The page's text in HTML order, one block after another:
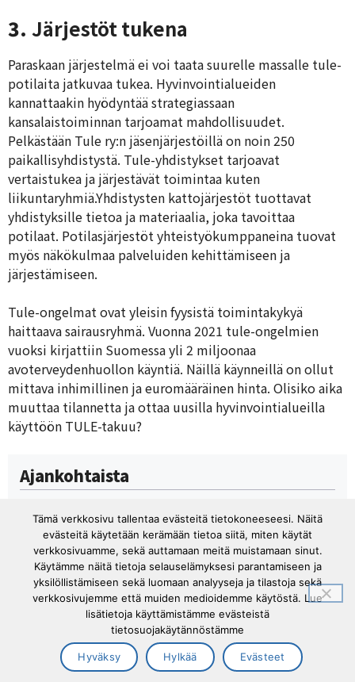
Ajankohtaista
Tiedotteet
Artikkelit
Blogit
Uutiskirje
3. Järjestöt tukena
Paraskaan järjestelmä ei voi taata suurelle massalle tule-
potilaita jatkuvaa tukea. Hyvinvointialueiden
kannattaakin hyödyntää strategiassaan
kansalaistoiminnan tarjoamat mahdollisuudet.
Pelkästään Tule ry:n jäsenjärjestöillä on noin 250
paikallisyhdistystä. Tule-yhdistykset tarjoavat
vertaistukea ja järjestävät toimintaa kuten
liikuntaryhmiä.Yhdistysten kattojärjestöt tuottavat
yhdistyksille tietoa ja materiaalia, joka tavoittaa
potilaat. Potilasjärjestöt yhteistyökumppaneina tuovat
myös näkökulmaa palveluiden kehittämiseen ja
järjestämiseen.
Tule-ongelmat ovat yleisin fyysistä toimintakykyä
haittaava sairausryhmä. Vuonna 2021 tule-ongelmien
vuoksi kirjattiin Suomessa yli 2 miljoonaa
avoterveydenhuollon käyntiä. Näillä käynneillä on ollut
mittava inhimillinen ja euromääräinen hinta. Olisiko aika
muuttaa tilannetta ja ottaa uusilla hyvinvointialueilla
käyttöön TULE-takuu?
Tuki- ja liikuntaelinliitto Tule ry ©2026 |
Tämä verkkosivu tallentaa evästeitä tietokoneeseesi. Näitä
evästeitä käytetään kerämään tietoa siitä, miten käytät
verkkosivuamme, sekä auttamaan meitä muistamaan sinut.
Käytämme näitä tietoja selauselämyksesi parantamiseen ja
yksilöllistämiseen sekä luomaan analyyseja ja tilastoja sekä
verkkosivujemme että muiden medioidemme käytöstä. Lue
lisätietoja käyttämistämme evästeistä
tietosuojakäytännöstämme
Hyväksy Hylkää Evästeet